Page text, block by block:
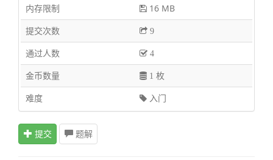
内存限制
16 MB
提交次数
9
通过人数 4
金币数量 1 枚
难度 入门
提交 题解